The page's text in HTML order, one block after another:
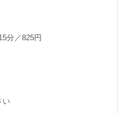
分／825円
い